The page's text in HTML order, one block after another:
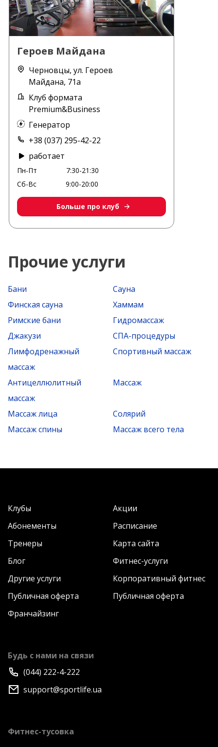
Героев Майдана
Черновцы, ул. Героев
Майдана, 71а
Клуб формата
Premium&Business
Генератор
+38 (037) 295-42-22
работает
Пн-Пт
7:30-21:30
Сб-Вс
9:00-20:00
Больше про клуб
Прочие услуги
Бани
Сауна
Финская сауна
Хаммам
Римские бани
Гидромассаж
Джакузи
СПА-процедуры
Лимфодренажный
массаж
Спортивный массаж
Антицеллюлитный
массаж
Массаж
Массаж лица
Солярий
Массаж спины
Массаж всего тела
Клубы
Акции
Абонементы
Расписание
Тренеры
Карта сайта
Блог
Фитнес-услуги
Другие услуги
Корпоративный фитнес
Публичная оферта
Публичная оферта
Франчайзинг
Будь с нами на связи
(044) 222-4-222
support@sportlife.ua
Фитнес-тусовка